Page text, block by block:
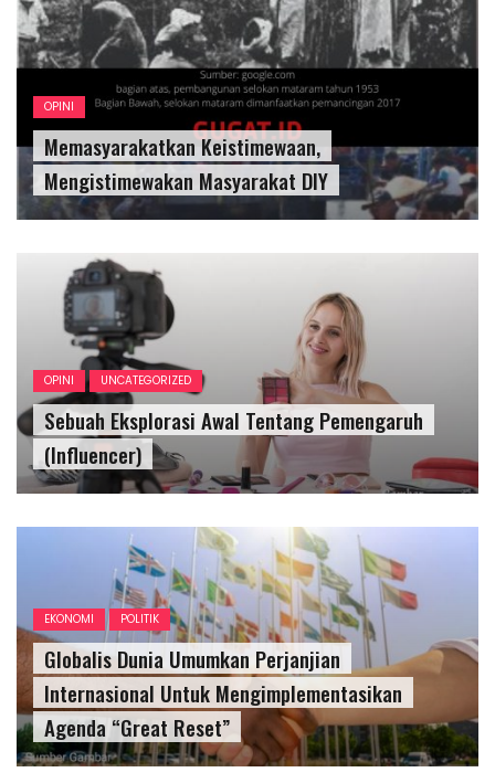
OPINI
Memasyarakatkan Keistimewaan,
Mengistimewakan Masyarakat DIY
OPINI UNCATEGORIZED
Sebuah Eksplorasi Awal Tentang Pemengaruh
(Influencer)
EKONOMI POLITIK
Globalis Dunia Umumkan Perjanjian
Internasional Untuk Mengimplementasikan
Agenda “Great Reset”